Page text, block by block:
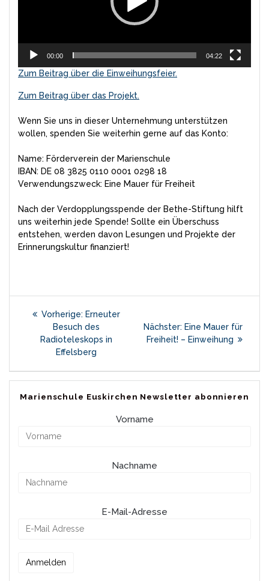
00:00 04:22
Zum Beitrag über die Einweihungsfeier.
Zum Beitrag über das Projekt.
Wenn Sie uns in dieser Unternehmung unterstützen
wollen, spenden Sie weiterhin gerne auf das Konto:
Name: Förderverein der Marienschule
IBAN: DE 08 3825 0110 0001 0298 18
Verwendungszweck: Eine Mauer für Freiheit
Nach der Verdopplungsspende der Bethe-Stiftung hilft
uns weiterhin jede Spende! Sollte ein Überschuss
entstehen, werden davon Lesungen und Projekte der
Erinnerungskultur finanziert!
Beitragsnavigation
Vorherige: Vorheriger
Beitrag:
Erneuter
Besuch des
Radioteleskops in
Effelsberg
Nächster: Nächster
Beitrag:
Eine Mauer für
Freiheit! – Einweihung
Marienschule Euskirchen Newsletter abonnieren
Vorname
Nachname
E-Mail-Adresse